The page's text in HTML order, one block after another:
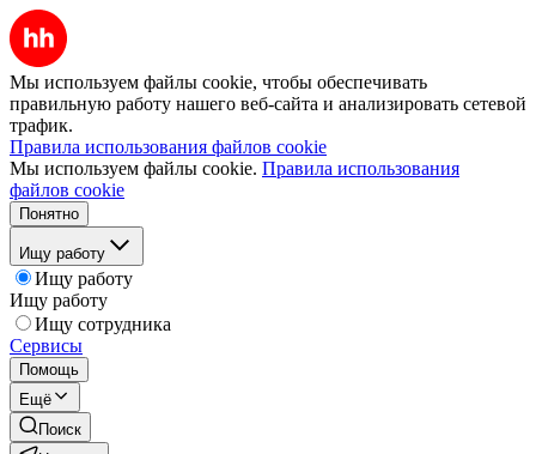
Мы используем файлы cookie, чтобы обеспечивать
правильную работу нашего веб-сайта и анализировать сетевой
трафик.
Правила использования файлов cookie
Мы используем файлы cookie. Правила использования
файлов cookie
Понятно
Ищу работу
Ищу работу
Ищу работу
Ищу сотрудника
Сервисы
Помощь
Ещё
Поиск